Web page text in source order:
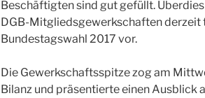
Beschäftigten sind gut gefüllt.
DGB-Mitgliedsgewerkschaften
Bundestagswahl 2017 vor.
Die Gewerkschaftsspitze zog am
Bilanz und präsentierte einen Ausblick